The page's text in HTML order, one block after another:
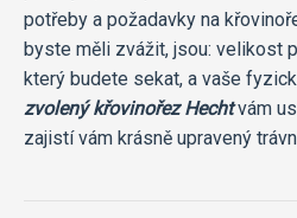
potřeby a požadavky na
byste měli zvážit, jsou: velikost
který budete sekat, a vaše
zvolený křovinořez Hechtvám
zajistí vám krásně upravený